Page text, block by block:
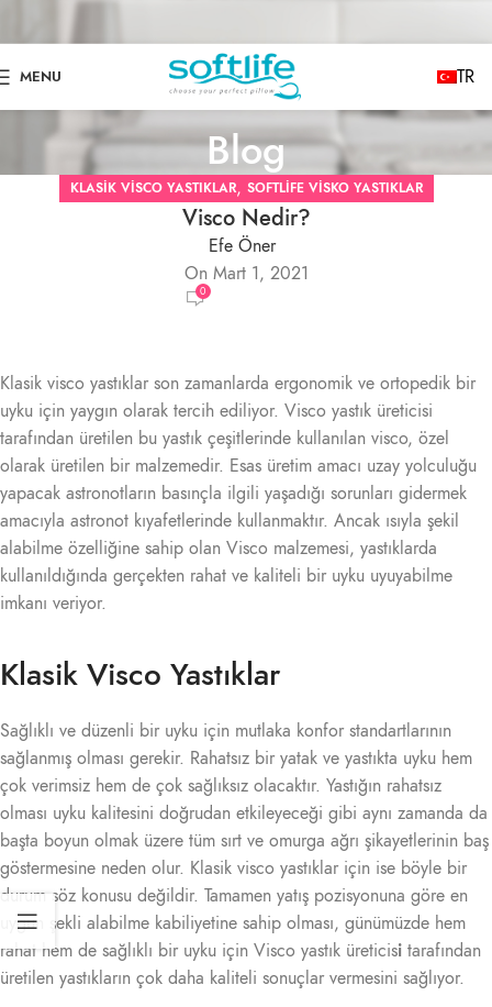
MENU TR
Blog
KLASIK VISCO YASTIKLAR, SOFTLIFE VISKO YASTIKLAR
Visco Nedir?
Efe Öner
On Mart 1, 2021
0
Klasik visco yastıklar son zamanlarda ergonomik ve ortopedik bir
uyku için yaygın olarak tercih ediliyor. Visco yastık üreticisi
tarafından üretilen bu yastık çeşitlerinde kullanılan visco, özel
olarak üretilen bir malzemedir. Esas üretim amacı uzay yolculuğu
yapacak astronotların basınçla ilgili yaşadığı sorunları gidermek
amacıyla astronot kıyafetlerinde kullanmaktır. Ancak ısıyla şekil
alabilme özelliğine sahip olan Visco malzemesi, yastıklarda
kullanıldığında gerçekten rahat ve kaliteli bir uyku uyuyabilme
imkanı veriyor.
Klasik Visco Yastıklar
Sağlıklı ve düzenli bir uyku için mutlaka konfor standartlarının
sağlanmış olması gerekir. Rahatsız bir yatak ve yastıkta uyku hem
çok verimsiz hem de çok sağlıksız olacaktır. Yastığın rahatsız
olması uyku kalitesini doğrudan etkileyeceği gibi aynı zamanda da
başta boyun olmak üzere tüm sırt ve omurga ağrı şikayetlerinin baş
göstermesine neden olur. Klasik visco yastıklar için ise böyle bir
durum söz konusu değildir. Tamamen yatış pozisyonuna göre en
uygun şekli alabilme kabiliyetine sahip olması, günümüzde hem
rahat hem de sağlıklı bir uyku için Visco yastık üreticisi tarafından
üretilen yastıkların çok daha kaliteli sonuçlar vermesini sağlıyor.